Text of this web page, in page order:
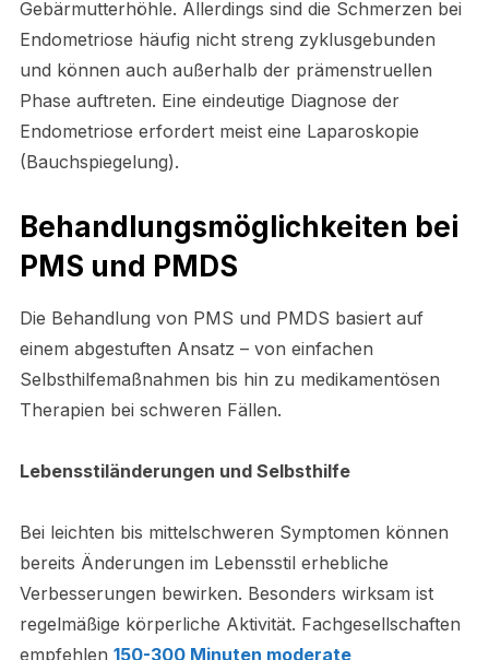
Gebärmutterhöhle. Allerdings sind die Schmerzen bei
Endometriose häufig nicht streng zyklusgebunden
und können auch außerhalb der prämenstruellen
Phase auftreten. Eine eindeutige Diagnose der
Endometriose erfordert meist eine Laparoskopie
(Bauchspiegelung).
Behandlungsmöglichkeiten bei
PMS und PMDS
Die Behandlung von PMS und PMDS basiert auf
einem abgestuften Ansatz – von einfachen
Selbsthilfemaßnahmen bis hin zu medikamentösen
Therapien bei schweren Fällen.
Lebensstiländerungen und Selbsthilfe
Bei leichten bis mittelschweren Symptomen können
bereits Änderungen im Lebensstil erhebliche
Verbesserungen bewirken. Besonders wirksam ist
regelmäßige körperliche Aktivität. Fachgesellschaften
empfehlen 150-300 Minuten moderate